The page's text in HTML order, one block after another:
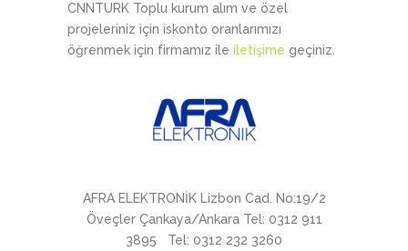
CNNTURK Toplu kurum alım ve özel
projeleriniz için iskonto oranlarımızı
öğrenmek için firmamız ile iletişime geçiniz.
AFRA ELEKTRONİK Lizbon Cad. No:19/2
Öveçler Çankaya/Ankara Tel: 0312 911
3895 Tel: 0312 232 3260